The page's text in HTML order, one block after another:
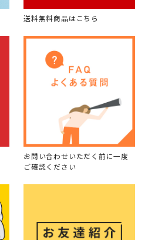
送料無料商品はこちら
お問い合わせいただく前に一度
ご確認ください